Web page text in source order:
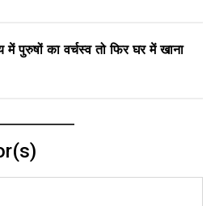
में पुरुषों का वर्चस्व तो फिर घर में खाना